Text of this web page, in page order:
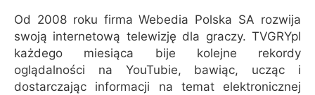
Od 2008 roku firma Webedia Polska SA rozwija
swoją internetową telewizję dla graczy. TVGRYpl
każdego miesiąca bije kolejne rekordy
oglądalności na YouTubie, bawiąc, ucząc i
dostarczając informacji na temat elektronicznej